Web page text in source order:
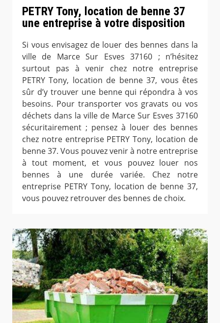
PETRY Tony, location de benne 37
une entreprise à votre disposition
Si vous envisagez de louer des bennes dans la
ville de Marce Sur Esves 37160 ; n’hésitez
surtout pas à venir chez notre entreprise
PETRY Tony, location de benne 37, vous êtes
sûr d’y trouver une benne qui répondra à vos
besoins. Pour transporter vos gravats ou vos
déchets dans la ville de Marce Sur Esves 37160
sécuritairement ; pensez à louer des bennes
chez notre entreprise PETRY Tony, location de
benne 37. Vous pouvez venir à notre entreprise
à tout moment, et vous pouvez louer nos
bennes à une durée variée. Chez notre
entreprise PETRY Tony, location de benne 37,
vous pouvez retrouver des bennes de choix.